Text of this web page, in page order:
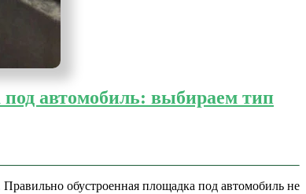
автомобиль: выбираем тип
обустроенная площадка под автомобиль не